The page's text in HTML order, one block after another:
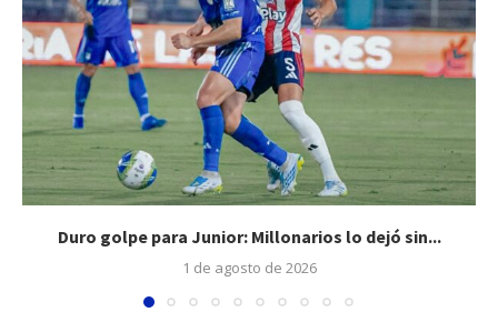
Duro golpe para Junior: Millonarios lo dejó sin...
1 de agosto de 2026